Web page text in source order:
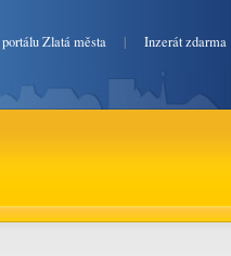
Zlatá města | Inzerát zdarma